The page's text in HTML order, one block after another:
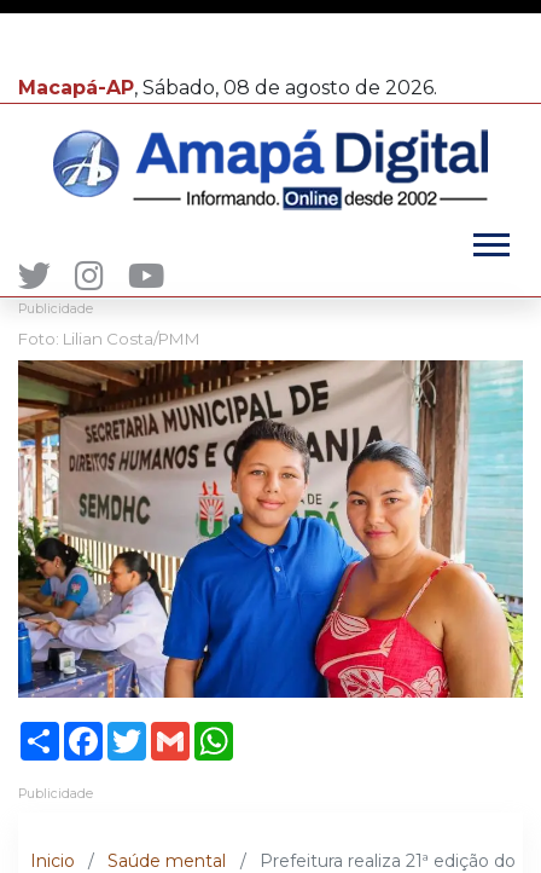
Macapá-AP, Sábado, 08 de agosto de 2026.
Publicidade
Foto: Lilian Costa/PMM
ShareFacebook
TwitterGmail
Publicidade
Inicio / Saúde mental /
Prefeitura realiza 21ª edição do